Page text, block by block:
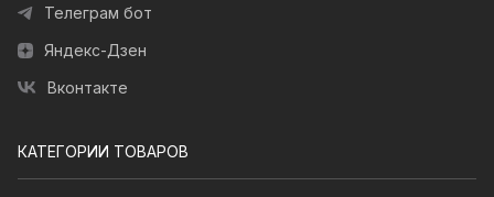
Телеграм бот
Яндекс-Дзен
Вконтакте
КАТЕГОРИИ ТОВАРОВ